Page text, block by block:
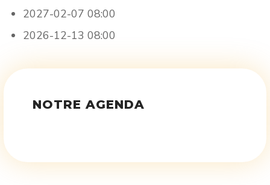
2027-02-0708:00
2026-12-1308:00
NOTRE AGENDA